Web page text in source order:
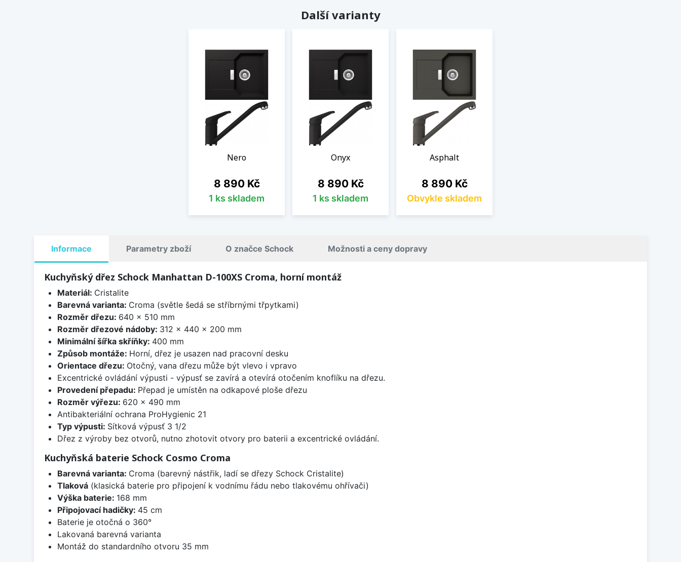
Další varianty
Nero
Cena
8 890 Kč
1 ks skladem
Onyx
Cena
8 890 Kč
1 ks skladem
Asphalt
Cena
8 890 Kč
Obvykle skladem
Informace Parametry zboží O značce Schock Možnosti a ceny dopravy
Kuchyňský dřez Schock Manhattan D-100XS Croma, horní montáž
Materiál: Cristalite
Barevná varianta: Croma (světle šedá se stříbrnými třpytkami)
Rozměr dřezu: 640 x 510 mm
Rozměr dřezové nádoby: 312 x 440 x 200 mm
Minimální šířka skříňky: 400 mm
Způsob montáže: Horní, dřez je usazen nad pracovní desku
Orientace dřezu: Otočný, vana dřezu může být vlevo i vpravo
Excentrické ovládání výpusti - výpusť se zavírá a otevírá otočením knoflíku na dřezu.
Provedení přepadu: Přepad je umístěn na odkapové ploše dřezu
Rozměr výřezu: 620 x 490 mm
Antibakteriální ochrana ProHygienic 21
Typ výpusti: Sítková výpusť 3 1/2
Dřez z výroby bez otvorů, nutno zhotovit otvory pro baterii a excentrické ovládání.
Kuchyňská baterie Schock Cosmo Croma
Barevná varianta: Croma (barevný nástřik, ladí se dřezy Schock Cristalite)
Tlaková(klasická baterie pro připojení k vodnímu řádu nebo tlakovému ohřívači)
Výška baterie: 168 mm
Připojovací hadičky: 45 cm
Baterie je otočná o 360°
Lakovaná barevná varianta
Montáž do standardního otvoru 35 mm